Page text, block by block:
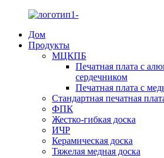
Дом
Продукты
МЦКПБ
Печатная плата с
сердечником
Печатная плата с
Стандартная печатная
ФПК
Жестко-гибкая доска
ИЧР
Керамическая доска
Тяжелая медная доска